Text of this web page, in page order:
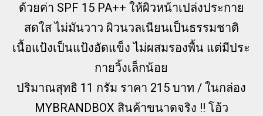
ด้วยค่า SPF 15 PA++ ให้ผิวหน้าเปล่งประกาย
สดใส ไม่มันวาว ผิวนวลเนียนเป็นธรรมชาติ
เนื้อแป้งเป็นแป้งอัดแข็ง ไม่ผสมรองพื้น แต่มีประ
กายวิ้งเล็กน้อย
ปริมาณสุทธิ 11 กรัม ราคา 215 บาท / ในกล่อง
MYBRANDBOX สินค้าขนาดจริง !! โอ้ว